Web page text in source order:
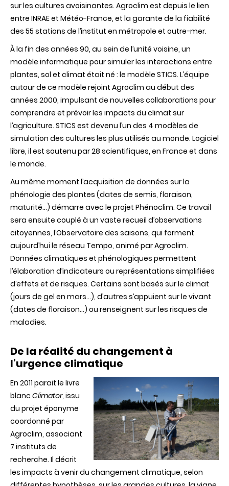
sur les cultures avoisinantes. Agroclim est depuis le lien
entre INRAE et Météo-France, et la garante de la fiabilité
des 55 stations de l’institut en métropole et outre-mer.
À la fin des années 90, au sein de l’unité voisine, un
modèle informatique pour simuler les interactions entre
plantes, sol et climat était né : le modèle STICS. L’équipe
autour de ce modèle rejoint Agroclim au début des
années 2000, impulsant de nouvelles collaborations pour
comprendre et prévoir les impacts du climat sur
l’agriculture. STICS est devenu l’un des 4 modèles de
simulation des cultures les plus utilisés au monde. Logiciel
libre, il est soutenu par 28 scientifiques, en France et dans
le monde.
Au même moment l’acquisition de données sur la
phénologie des plantes (dates de semis, floraison,
maturité…) démarre avec le projet Phénoclim. Ce travail
sera ensuite couplé à un vaste recueil d’observations
citoyennes, l’Observatoire des saisons, qui forment
aujourd’hui le réseau Tempo, animé par Agroclim.
Données climatiques et phénologiques permettent
l’élaboration d’indicateurs ou représentations simplifiées
d’effets et de risques. Certains sont basés sur le climat
(jours de gel en mars…), d’autres s’appuient sur le vivant
(dates de floraison…) ou renseignent sur les risques de
maladies.
De la réalité du changement à
l’urgence climatique
En 2011 parait le livre
blanc Climator, issu
du projet éponyme
coordonné par
Agroclim, associant
7 instituts de
recherche. Il décrit
les impacts à venir du changement climatique, selon